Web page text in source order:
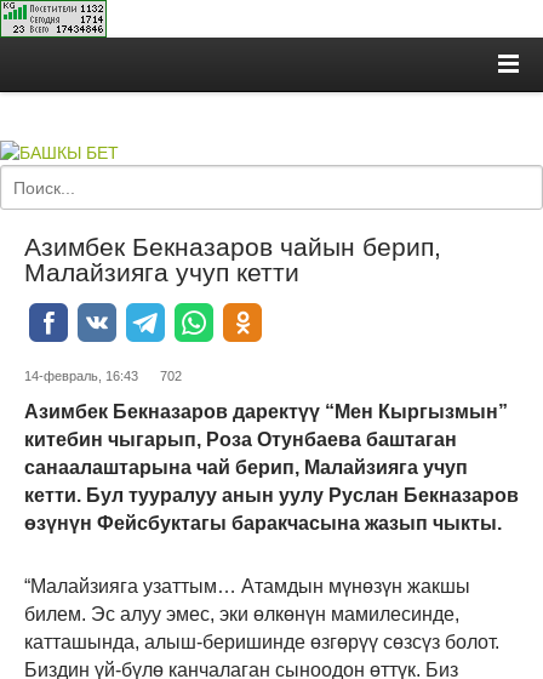
Азимбек Бекназаров чайын берип,
Малайзияга учуп кетти
14-февраль, 16:43 702
Азимбек Бекназаров даректүү “Мен Кыргызмын”
китебин чыгарып, Роза Отунбаева баштаган
санаалаштарына чай берип, Малайзияга учуп
кетти. Бул тууралуу анын уулу Руслан Бекназаров
өзүнүн Фейсбуктагы баракчасына жазып чыкты.
“Малайзияга узаттым… Атамдын мүнөзүн жакшы
билем. Эс алуу эмес, эки өлкөнүн мамилесинде,
катташында, алыш-беришинде өзгөрүү сөзсүз болот.
Биздин үй-бүлө канчалаган сыноодон өттүк. Биз